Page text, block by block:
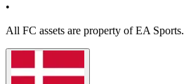
•
All FC assets are property of EA Sports.